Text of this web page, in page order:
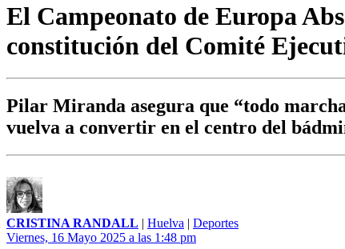
El Campeonato de Europa
constitución del Comité
Pilar Miranda asegura que “todo
vuelva a convertir en el centro del
CRISTINA RANDALL | Huelva | Deportes
Viernes, 16 Mayo 2025 a las 1:48 pm